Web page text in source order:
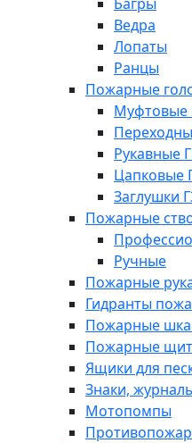
Ведра
Лопаты
Ранцы
Пожарные
Муфтовые
Рукавные
Цапковые
Заглушки
Пожарные
Ручные
Пожарные
Гидранты
Пожарные
Пожарные
Ящики для
Знаки,
Мотопомпы